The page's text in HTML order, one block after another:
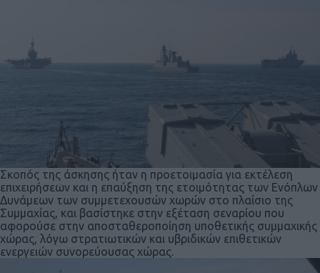
Σκοπός της άσκησης ήταν η προετοιμασία για εκτέλεση
επιχειρήσεων και η επαύξηση της ετοιμότητας των Ενόπλων
Δυνάμεων των συμμετεχουσών χωρών στο πλαίσιο της
Συμμαχίας, και βασίστηκε στην εξέταση σεναρίου που
αφορούσε στην αποσταθεροποίηση υποθετικής συμμαχικής
χώρας, λόγω στρατιωτικών και υβριδικών επιθετικών
ενεργειών συνορεύουσας χώρας.